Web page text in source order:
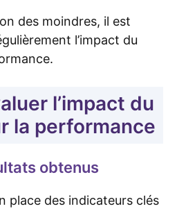
des moindres, il est
l’impact du
l’impact du
la performance
obtenus
place des indicateurs clés